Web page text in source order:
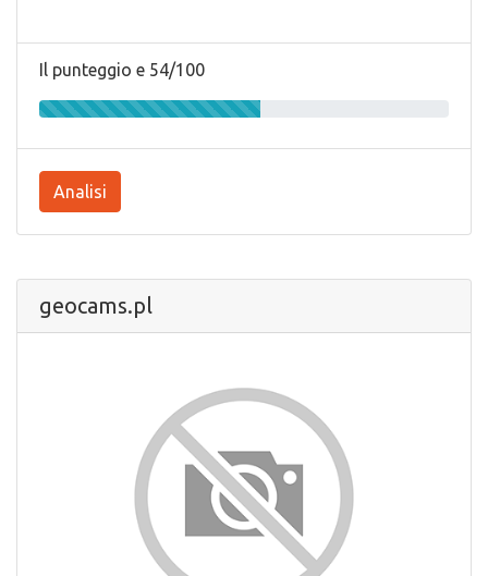
Il punteggio e 54/100
Analisi
geocams.pl